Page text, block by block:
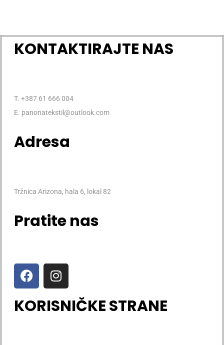
KONTAKTIRAJTE NAS
T. +387 61 666 004
E. panonatekstil@outlook.com
Adresa
Tržnica Arizona, hala 6, lokal 82
Pratite nas
KORISNIČKE STRANE